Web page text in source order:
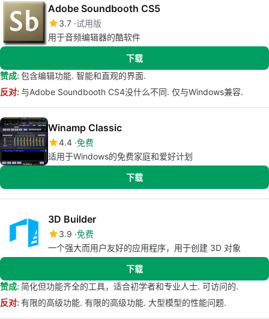
Adobe Soundbooth CS5
3.7 试用版
用于音频编辑器的酷软件
下载
赞成: 包含编辑功能. 智能和直观的界面.
反对: 与Adobe Soundbooth CS4没什么不同. 仅与Windows兼容.
Winamp Classic
4.4 免费
适用于Windows的免费家庭和爱好计划
下载
3D Builder
3.9 免费
一个强大而用户友好的应用程序，用于创建 3D 对象
下载
赞成: 简化但功能齐全的工具，适合初学者和专业人士. 可访问的.
反对: 有限的高级功能. 有限的高级功能. 大型模型的性能问题.